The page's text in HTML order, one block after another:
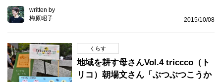
written by
梅原昭子
2015/10/08
くらす
地域を耕す母さんVol.4 triccco（ト
リコ）朝場文さん「ぶつぶつこうか